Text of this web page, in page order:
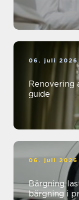
06. juli 2026
Renovering
guide
06. juli 2026
Bärgning lastbil så
bärgning i